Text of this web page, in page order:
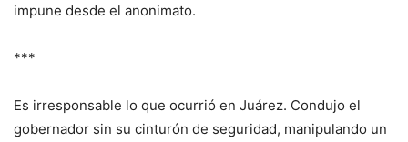
impune desde el anonimato.
***
Es irresponsable lo que ocurrió en Juárez. Condujo el
gobernador sin su cinturón de seguridad, manipulando un